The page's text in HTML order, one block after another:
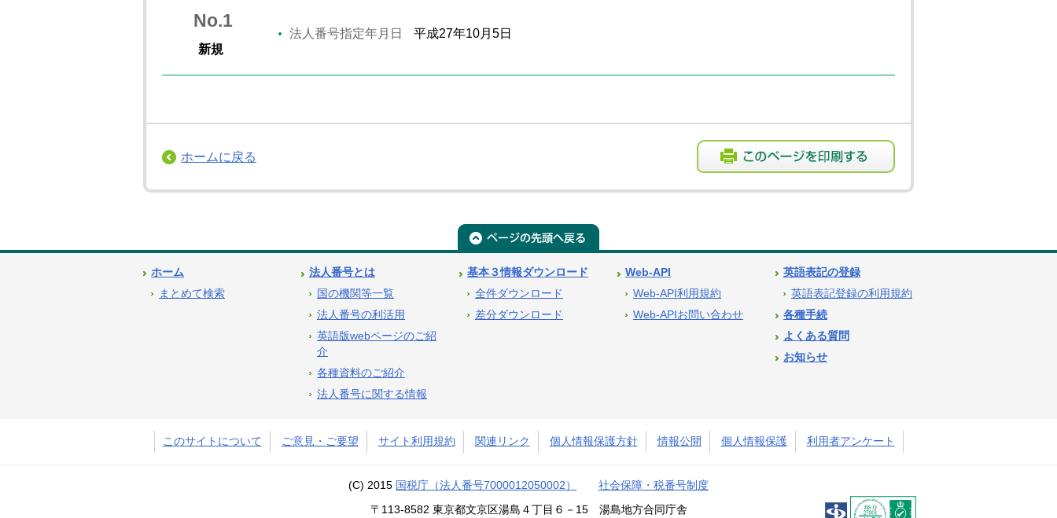
No.1
新規
法人番号指定年月日 平成27年10月5日
ホームに戻る
ホーム
まとめて検索
法人番号とは
国の機関等一覧
法人番号の利活用
英語版webページのご紹
介
各種資料のご紹介
法人番号に関する情報
基本３情報ダウンロード
全件ダウンロード
差分ダウンロード
Web-API
Web-API利用規約
Web-APIお問い合わせ
英語表記の登録
英語表記登録の利用規約
各種手続
よくある質問
お知らせ
このサイトについて ご意見・ご要望 サイト利用規約 関連リンク 個人情報保護方針 情報公開 個人情報保護 利用者アンケート
(C) 2015 国税庁（法人番号7000012050002） 社会保障・税番号制度
〒113-8582 東京都文京区湯島４丁目６－15 湯島地方合同庁舎